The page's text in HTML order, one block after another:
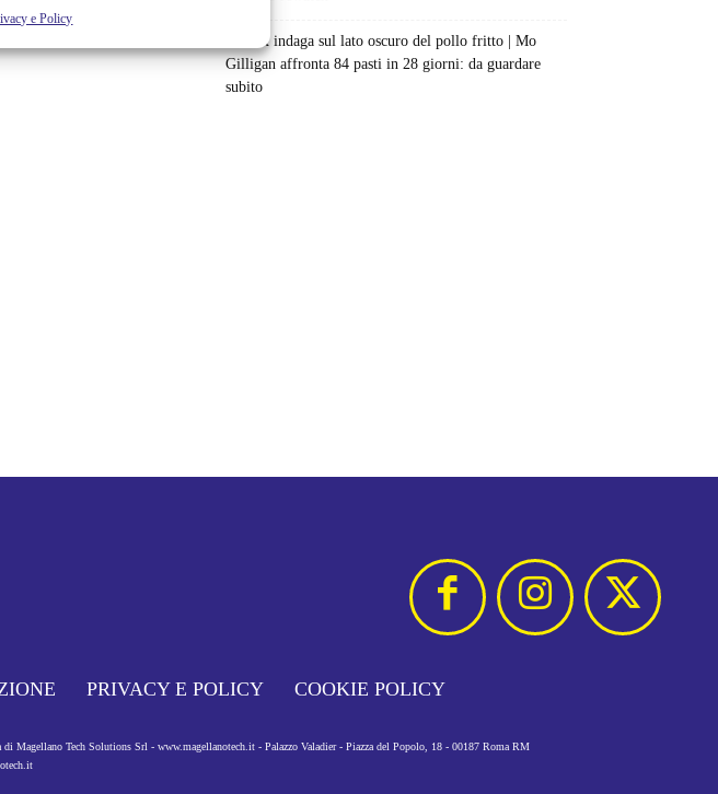
e Policy
Netflix indaga sul lato oscuro del pollo fritto | Mo
Gilligan affronta 84 pasti in 28 giorni: da guardare
subito
PRIVACY E POLICY COOKIE POLICY
Magellano Tech Solutions Srl - www.magellanotech.it - Palazzo Valadier - Piazza del Popolo, 18 - 00187 Roma RM